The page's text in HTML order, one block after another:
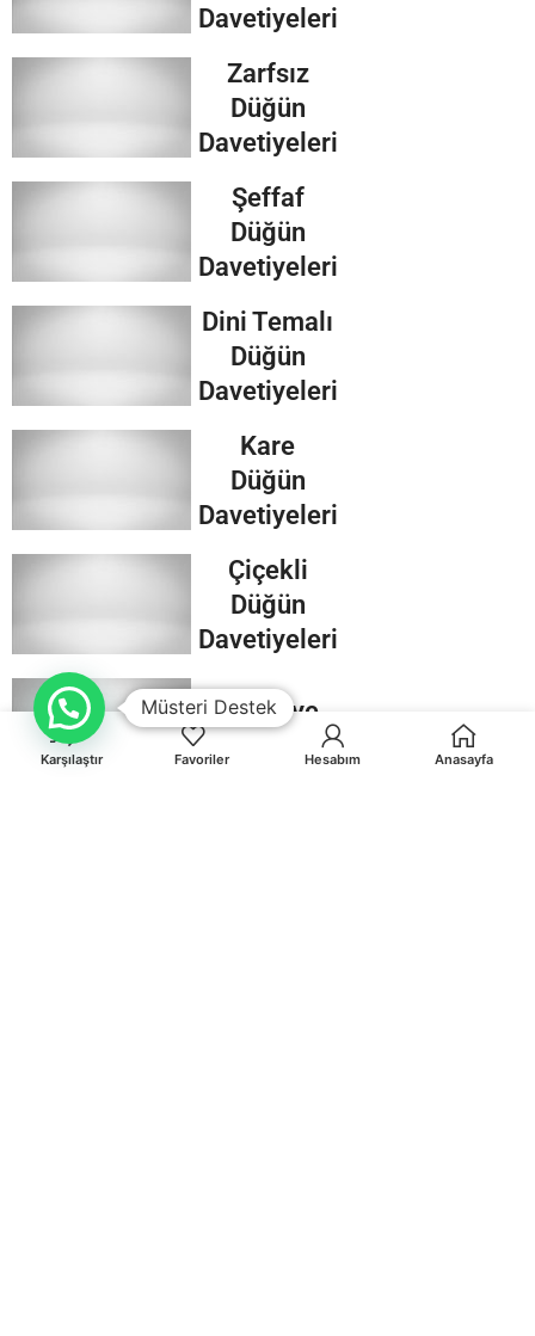
Davetiyeleri
Zarfsız
Düğün
Davetiyeleri
Şeffaf
Düğün
Davetiyeleri
Dini Temalı
Düğün
Davetiyeleri
Kare
Düğün
Davetiyeleri
Çiçekli
Düğün
Davetiyeleri
Davetiye
Karşılaştır Favoriler Hesabım Anasayfa
Müsteri Destek